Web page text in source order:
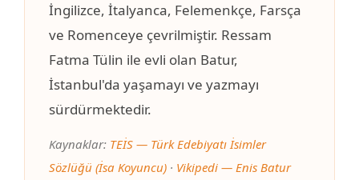
İngilizce, İtalyanca, Felemenkçe, Farsça
ve Romenceye çevrilmiştir. Ressam
Fatma Tülin ile evli olan Batur,
İstanbul'da yaşamayı ve yazmayı
sürdürmektedir.
Kaynaklar: TEİS — Türk Edebiyatı İsimler
Sözlüğü (İsa Koyuncu) · Vikipedi — Enis Batur